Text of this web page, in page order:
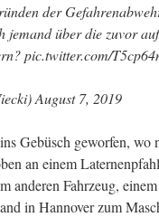
der
jemand über die zuvor
pic.twitter.com/
August 7, 2019
Gebüsch geworfen, wo
an einem
anderen Fahrzeug,
in Hannover zum